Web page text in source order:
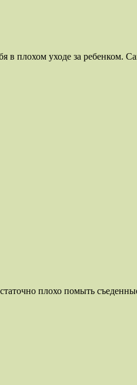
плохом уходе за ребенком.
плохо помыть